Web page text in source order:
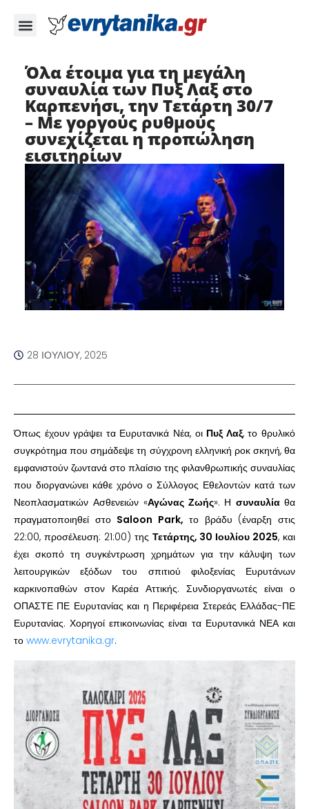
Όλα έτοιμα για τη μεγάλη
συναυλία των Πυξ Λαξ στο
Καρπενήσι, την Τετάρτη 30/7
– Με γοργούς ρυθμούς
συνεχίζεται η προπώληση
εισιτηρίων
28 ΙΟΥΛΊΟΥ, 2025
Όπως έχουν γράψει τα Ευρυτανικά Νέα, οι Πυξ Λαξ, το θρυλικό
συγκρότημα που σημάδεψε τη σύγχρονη ελληνική ροκ σκηνή, θα
εμφανιστούν ζωντανά στο πλαίσιο της φιλανθρωπικής συναυλίας
που διοργανώνει κάθε χρόνο ο Σύλλογος Εθελοντών κατά των
Νεοπλασματικών Ασθενειών «Αγώνας Ζωής». Ησυναυλίαθα
πραγματοποιηθεί στο Saloon Park, το βράδυ (έναρξη στις
22:00, προσέλευση: 21:00) της Τετάρτης, 30 Ιουλίου 2025, και
έχει σκοπό τη συγκέντρωση χρημάτων για την κάλυψη των
λειτουργικών εξόδων του σπιτιού φιλοξενίας Ευρυτάνων
καρκινοπαθών στον Καρέα Αττικής. Συνδιοργανωτές είναι ο
ΟΠΑΣΤΕ ΠΕ Ευρυτανίας και η Περιφέρεια Στερεάς Ελλάδας-ΠΕ
Ευρυτανίας. Χορηγοί επικοινωνίας είναι τα Ευρυτανικά ΝΕΑ και
το www.evrytanika.gr.